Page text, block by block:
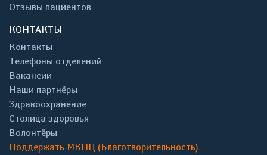
Отзывы пациентов
КОНТАКТЫ
Контакты
Телефоны отделений
Вакансии
Наши партнёры
Здравоохранение
Столица здоровья
Волонтёры
Поддержать МКНЦ (Благотворительность)